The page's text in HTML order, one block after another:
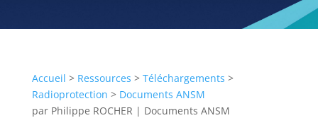
Accueil > Ressources > Téléchargements >
Radioprotection > Documents ANSM
par Philippe ROCHER | Documents ANSM